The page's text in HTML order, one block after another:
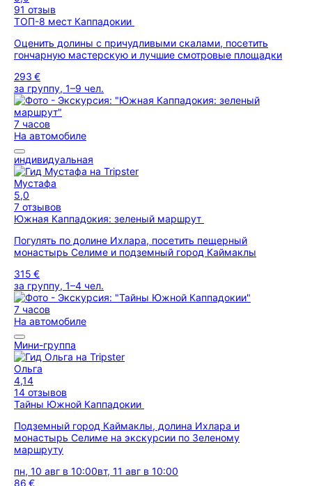
91 отзыв
ТОП-8 мест Каппадокии
Оценить долины с причудливыми скалами, посетить
гончарную мастерскую и лучшие смотровые площадки
293 €
за группу, 1–9 чел.
7 часов
На автомобиле
индивидуальная
Мустафа
5,0
7 отзывов
Южная Каппадокия: зеленый маршрут
Погулять по долине Ихлара, посетить пещерный
монастырь Селиме и подземный город Каймаклы
315 €
за группу, 1–4 чел.
7 часов
На автомобиле
Мини-группа
Ольга
4,14
14 отзывов
Тайны Южной Каппадокии
Подземный город Каймаклы, долина Ихлара и
монастырь Селиме на экскурсии по Зеленому
маршруту
пн, 10 авг в 10:00вт, 11 авг в 10:00
86 €